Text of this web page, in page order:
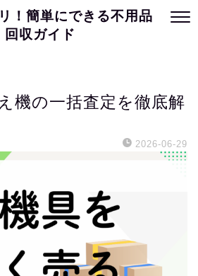
！簡単にできる不用品
回収ガイド
機の一括査定を徹底解
2026-06-29